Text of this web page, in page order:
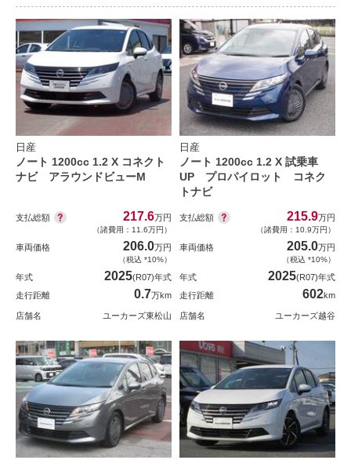
日産
ノート 1200cc 1.2 X コネクト
ナビ アラウンドビューM
支払総額 217.6万円
（諸費用：11.6万円）
車両価格 206.0万円
（税込 *10%）
年式 2025(R07)年式
走行距離
0.7万km
店舗名 ユーカーズ東松山
日産
ノート 1200cc 1.2 X 試乗車
UP プロパイロット コネク
トナビ
支払総額 215.9万円
（諸費用：10.9万円）
車両価格 205.0万円
（税込 *10%）
年式 2025(R07)年式
走行距離
602km
店舗名 ユーカーズ越谷